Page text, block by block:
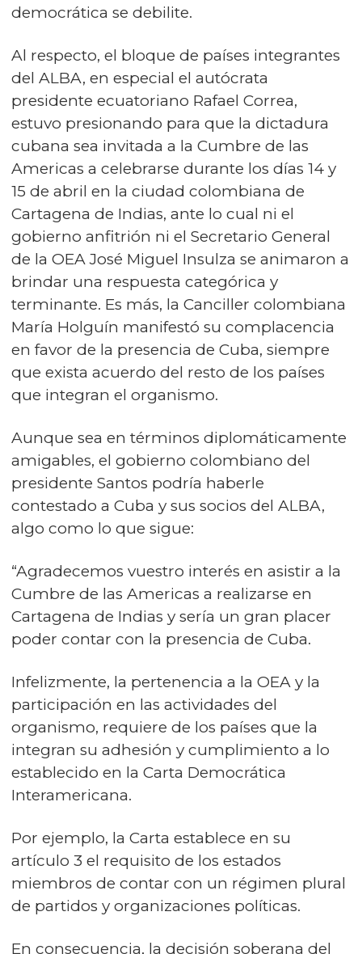
democrática se debilite.
Al respecto, el bloque de países integrantes
del ALBA, en especial el autócrata
presidente ecuatoriano Rafael Correa,
estuvo presionando para que la dictadura
cubana sea invitada a la Cumbre de las
Americas a celebrarse durante los días 14 y
15 de abril en la ciudad colombiana de
Cartagena de Indias, ante lo cual ni el
gobierno anfitrión ni el Secretario General
de la OEA José Miguel Insulza se animaron a
brindar una respuesta categórica y
terminante. Es más, la Canciller colombiana
María Holguín manifestó su complacencia
en favor de la presencia de Cuba, siempre
que exista acuerdo del resto de los países
que integran el organismo.
Aunque sea en términos diplomáticamente
amigables, el gobierno colombiano del
presidente Santos podría haberle
contestado a Cuba y sus socios del ALBA,
algo como lo que sigue:
“Agradecemos vuestro interés en asistir a la
Cumbre de las Americas a realizarse en
Cartagena de Indias y sería un gran placer
poder contar con la presencia de Cuba.
Infelizmente, la pertenencia a la OEA y la
participación en las actividades del
organismo, requiere de los países que la
integran su adhesión y cumplimiento a lo
establecido en la Carta Democrática
Interamericana.
Por ejemplo, la Carta establece en su
artículo 3 el requisito de los estados
miembros de contar con un régimen plural
de partidos y organizaciones políticas.
En consecuencia, la decisión soberana del